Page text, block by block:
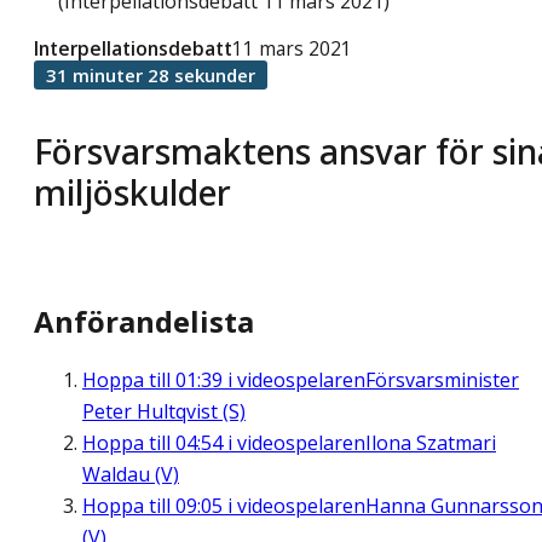
Försvarsmaktens ansvar för
miljöskulder
Interpellationsdebatt11 mars 2021
31 minuter 28 sekunder
Anförandelista
Hoppa till 01:39 i videospelarenFörsvarsminister
Peter Hultqvist (S)
Hoppa till 04:54i videospelarenIlona Szatmari
Waldau (V)
Hoppa till 09:05 i videospelarenHanna Gunnarsson